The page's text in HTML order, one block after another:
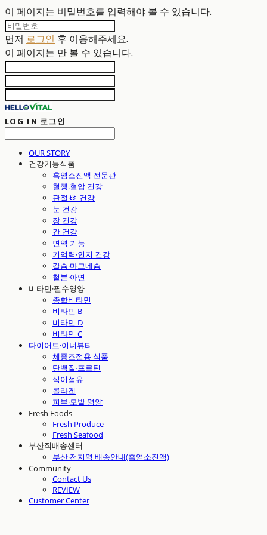
이 페이지는 비밀번호를 입력해야 볼 수 있습니다.
먼저 로그인 후 이용해주세요.
이 페이지는 만 볼 수 있습니다.
LOG IN 로그인
OUR STORY
건강기능식품
흑염소진액 전문관
혈행.혈압 건강
관절·뼈 건강
눈 건강
장 건강
간 건강
면역 기능
기억력·인지 건강
칼슘·마그네슘
철분·아연
비타민·필수영양
종합비타민
비타민 B
비타민 D
비타민 C
다이어트·이너뷰티
체중조절용 식품
단백질·프로틴
식이섬유
콜라겐
피부·모발 영양
Fresh Foods
Fresh Produce
Fresh Seafood
부산직배송센터
부산·전지역 배송안내(흑염소진액)
Community
Contact Us
REVIEW
Customer Center